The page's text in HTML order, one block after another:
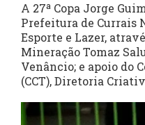
A 27ª Copa Jorge
Prefeitura de Currais
Esporte e Lazer,
Mineração Tomaz
Venâncio; e apoio do
(CCT), Diretoria